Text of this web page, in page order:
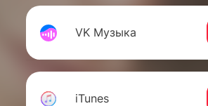
VK Музыка
iTunes